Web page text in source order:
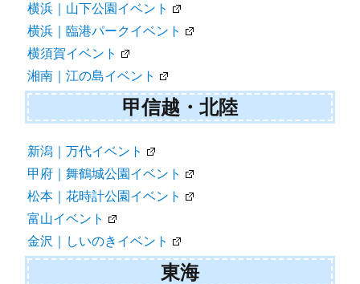
横浜｜山下公園イベント
横浜｜臨港パークイベント
横須賀イベント
湘南｜江の島イベント
甲信越・北陸
新潟｜万代イベント
甲府｜舞鶴城公園イベント
松本｜花時計公園イベント
富山イベント
金沢｜しいのきイベント
東海